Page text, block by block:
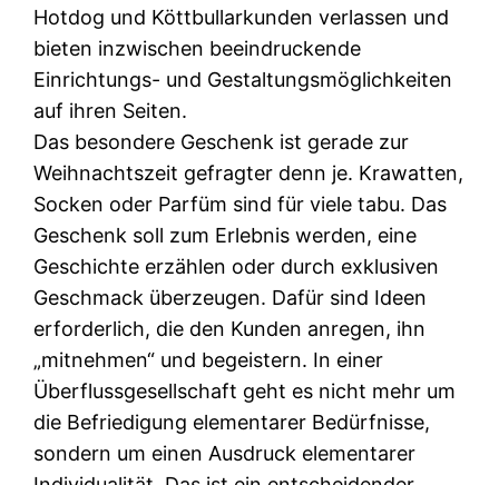
Hotdog und Köttbullarkunden verlassen und
bieten inzwischen beeindruckende
Einrichtungs- und Gestaltungsmöglichkeiten
auf ihren Seiten.
Das besondere Geschenk ist gerade zur
Weihnachtszeit gefragter denn je. Krawatten,
Socken oder Parfüm sind für viele tabu. Das
Geschenk soll zum Erlebnis werden, eine
Geschichte erzählen oder durch exklusiven
Geschmack überzeugen. Dafür sind Ideen
erforderlich, die den Kunden anregen, ihn
„mitnehmen“ und begeistern. In einer
Überflussgesellschaft geht es nicht mehr um
die Befriedigung elementarer Bedürfnisse,
sondern um einen Ausdruck elementarer